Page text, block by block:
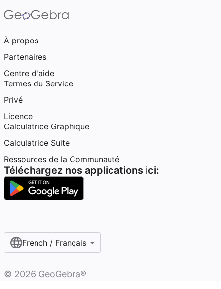
À propos
Partenaires
Centre d'aide
Termes du Service
Privé
Licence
Calculatrice Graphique
Calculatrice Suite
Ressources de la Communauté
Téléchargez nos applications ici:
French / Français‎
© 2026 GeoGebra®